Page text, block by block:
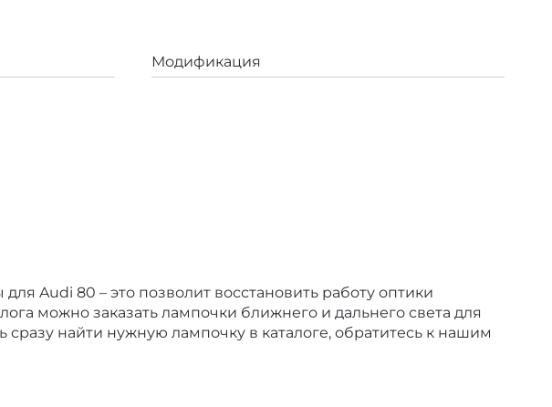
Модификация
Audi 80 – это позволит восстановить работу оптики
можно заказать лампочки ближнего и дальнего света для
найти нужную лампочку в каталоге, обратитесь к нашим